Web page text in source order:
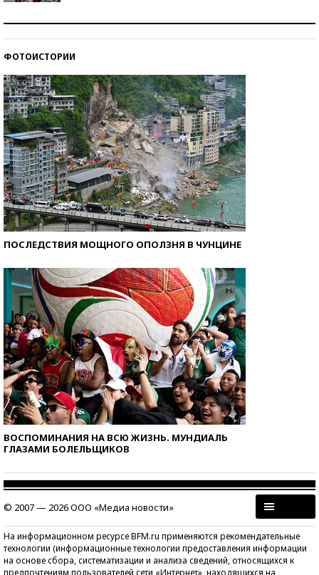
ФОТОИСТОРИИ
ПОСЛЕДСТВИЯ МОЩНОГО ОПОЛЗНЯ В ЧУНЦИНЕ
ВОСПОМИНАНИЯ НА ВСЮ ЖИЗНЬ. МУНДИАЛЬ
ГЛАЗАМИ БОЛЕЛЬЩИКОВ
© 2007 — 2026 ООО «Медиа новости»
На информационном ресурсе BFM.ru применяются рекомендательные
технологии (информационные технологии предоставления информации
на основе сбора, систематизации и анализа сведений, относящихся к
предпочтениям пользователей сети «Интернет», находящихся на